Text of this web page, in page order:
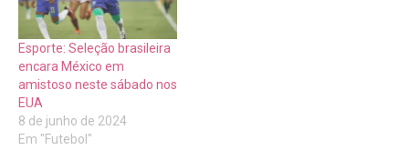
Esporte: Seleção brasileira
encara México em
amistoso neste sábado nos
EUA
8 de junho de 2024
Em "Futebol"